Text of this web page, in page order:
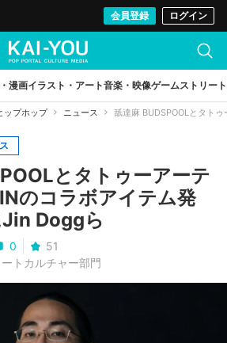
会員登録 ログイン
漫画イラスト・アート音楽・映像ゲームストリート
ップホップ ニュース 舐達麻 BUDSPOOLとタト
とタトゥーアーテ
のコラボアイテム発
Doggら
0
51
トカルチャー部門